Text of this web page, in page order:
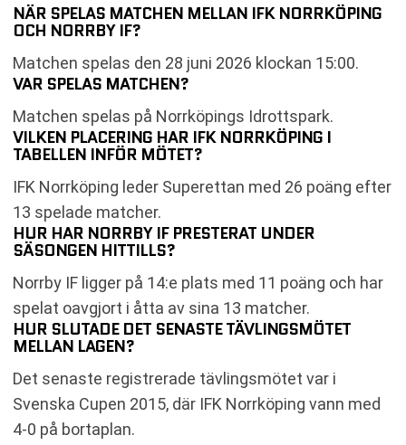
NÄR SPELAS MATCHEN MELLAN IFK NORRKÖPING
OCH NORRBY IF?
Matchen spelas den 28 juni 2026 klockan 15:00.
VAR SPELAS MATCHEN?
Matchen spelas på Norrköpings Idrottspark.
VILKEN PLACERING HAR IFK NORRKÖPING I
TABELLEN INFÖR MÖTET?
IFK Norrköping leder Superettan med 26 poäng efter
13 spelade matcher.
HUR HAR NORRBY IF PRESTERAT UNDER
SÄSONGEN HITTILLS?
Norrby IF ligger på 14:e plats med 11 poäng och har
spelat oavgjort i åtta av sina 13 matcher.
HUR SLUTADE DET SENASTE TÄVLINGSMÖTET
MELLAN LAGEN?
Det senaste registrerade tävlingsmötet var i
Svenska Cupen 2015, där IFK Norrköping vann med
4-0 på bortaplan.